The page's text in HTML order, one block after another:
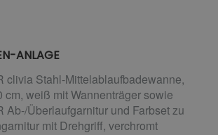
ANLAGE
clivia Stahl-Mittelablaufbadewanne,
cm, weiß mit Wannenträger sowie
Ab-/Überlaufgarnitur und Farbset zu
mit Drehgriff, verchromt